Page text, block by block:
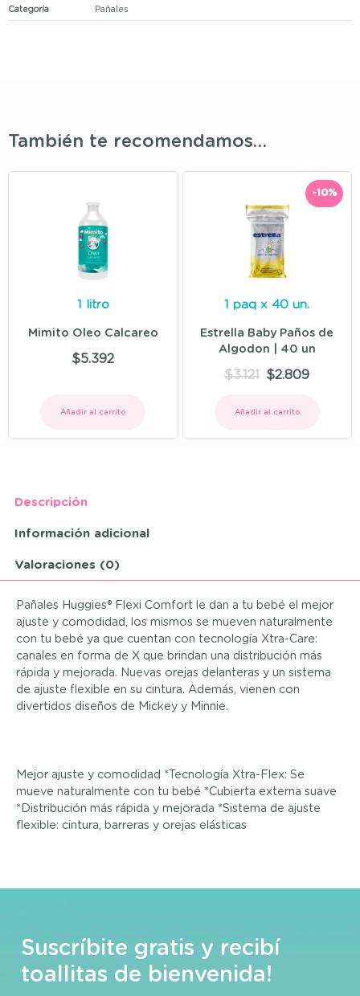
Categoría Pañales
También te recomendamos…
1 litro
Mimito Oleo Calcareo
$5.392
Añadir al carrito
-10%
1 paq x 40 un.
Estrella Baby Paños de
Algodon | 40 un
$3.121 $2.809
Añadir al carrito
Descripción
Información adicional
Valoraciones (0)
Pañales Huggies® Flexi Comfort le dan a tu bebé el mejor
ajuste y comodidad, los mismos se mueven naturalmente
con tu bebé ya que cuentan con tecnología Xtra-Care:
canales en forma de X que brindan una distribución más
rápida y mejorada. Nuevas orejas delanteras y un sistema
de ajuste flexible en su cintura. Además, vienen con
divertidos diseños de Mickey y Minnie.
Mejor ajuste y comodidad *Tecnología Xtra-Flex: Se
mueve naturalmente con tu bebé *Cubierta externa suave
*Distribución más rápida y mejorada *Sistema de ajuste
flexible: cintura, barreras y orejas elásticas
Suscríbite gratis y recibí
toallitas de bienvenida!